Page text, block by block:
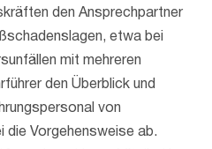
den Ansprechpartner
etwa bei
mit mehreren
den Überblick und
von
die Vorgehensweise ab.